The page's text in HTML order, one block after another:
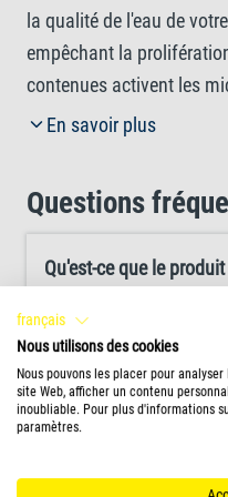
la qualité de l'eau de
empêchant la
contenues activent les
nourrissent de nitrates et
peut prendre quelques
l'aquarium. Tetra
tous les poissons et
croissance de bonnes
les invertébrés comme
garantir des
niveaux d'oxygène
En savoir plus
Questions
Qu'est-ce que le
Comment fonctionne le
NitrateMinus ?
français
Nous utilisons des cookies
Nous pouvons les placer pour
site Web, afficher un contenu
inoubliable. Pour plus d'informations
paramètres.